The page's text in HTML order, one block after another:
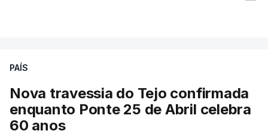
PAÍS
Nova travessia do Tejo confirmada
enquanto Ponte 25 de Abril celebra
60 anos